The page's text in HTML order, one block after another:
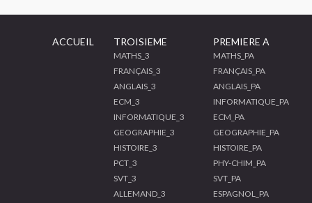
ACCUEIL TROISIEME
MATHS_3
FRANÇAIS_3
ANGLAIS_3
ECM_3
INFORMATIQUE_3
GEOGRAPHIE_3
HISTOIRE_3
PCT_3
SVT_3
ALLEMAND_3
PREMIERE A
MATHS_PA
FRANÇAIS_PA
ANGLAIS_PA
INFORMATIQUE_PA
ECM_PA
GEOGRAPHIE_PA
HISTOIRE_PA
PHY-CHIM_PA
SVT_PA
ESPAGNOL_PA